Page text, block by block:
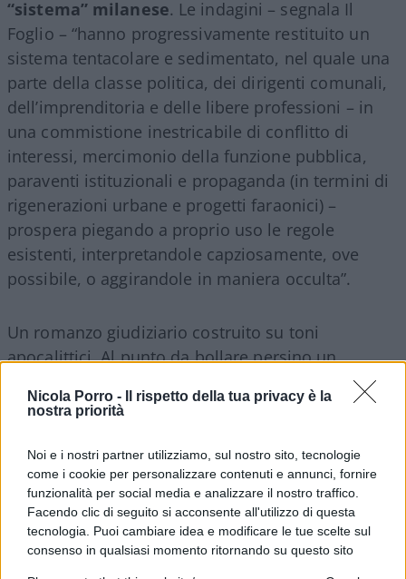
Nicola Porro -
Il rispetto della tua privacy è la
nostra priorità
Noi e i nostri partner utilizziamo, sul nostro sito, tecnologie
come i cookie per personalizzare contenuti e annunci, fornire
funzionalità per social media e analizzare il nostro traffico.
Facendo clic di seguito si acconsente all'utilizzo di questa
tecnologia. Puoi cambiare idea e modificare le tue scelte sul
consenso in qualsiasi momento ritornando su questo sito
“sistema” milanese. Le indagini – segnala Il
Foglio – “hanno progressivamente restituito un
sistema tentacolare e sedimentato, nel quale una
parte della classe politica, dei dirigenti comunali,
dell’imprenditoria e delle libere professioni – in
una commistione inestricabile di conflitto di
interessi, mercimonio della funzione pubblica,
paraventi istituzionali e propaganda (in termini di
rigenerazioni urbane e progetti faraonici) –
prospera piegando a proprio uso le regole
esistenti, interpretandole capziosamente, ove
possibile, o aggirandole in maniera occulta”.
Un romanzo giudiziario costruito su toni
apocalittici. Al punto da bollare persino un
tentativo parlamentare – la famigerata norma
“Salva Milano” – come “uno scudo di impunità”,
su un quadro normativo lacunoso. La colpa? Aver
provato a sottrarre un po’ di potere alla
discrezionalità della toga. Ma l’apice del
paradosso arriva nella valutazione
dell’interrogatorio. Gli indagati non confessano?